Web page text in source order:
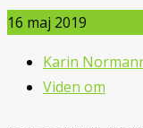
16 maj 2019
Karin
Viden om